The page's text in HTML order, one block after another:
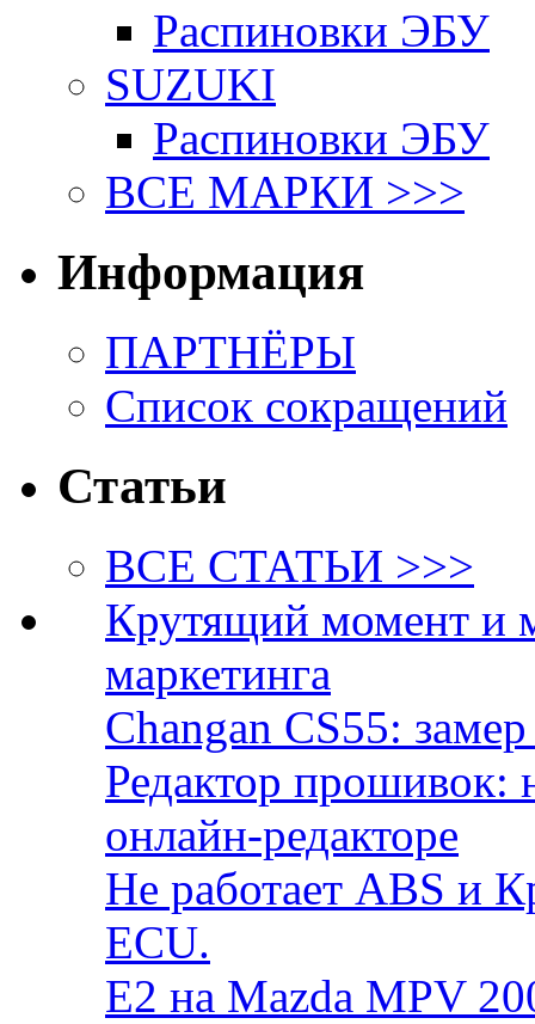
Распиновки ЭБУ
SUZUKI
Распиновки ЭБУ
ВСЕ МАРКИ >>>
Информация
ПАРТНЁРЫ
Список сокращений
Статьи
ВСЕ СТАТЬИ >>>
Крутящий момент и
маркетинга
Changan CS55:
Редактор прошивок:
онлайн-редакторе
Не работает ABS и
ECU.
E2 на Mazda MPV